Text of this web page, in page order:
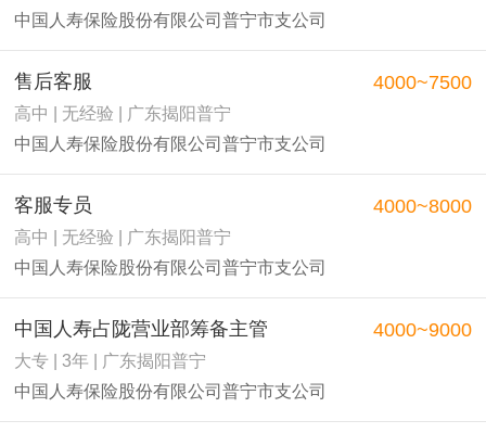
中国人寿保险股份有限公司普宁市支公司
售后客服
高中 | 无经验 | 广东揭阳普宁
中国人寿保险股份有限公司普宁市支公司
4000~7500
客服专员
高中 | 无经验 | 广东揭阳普宁
中国人寿保险股份有限公司普宁市支公司
4000~8000
中国人寿占陇营业部筹备主管
大专 | 3年 | 广东揭阳普宁
中国人寿保险股份有限公司普宁市支公司
4000~9000